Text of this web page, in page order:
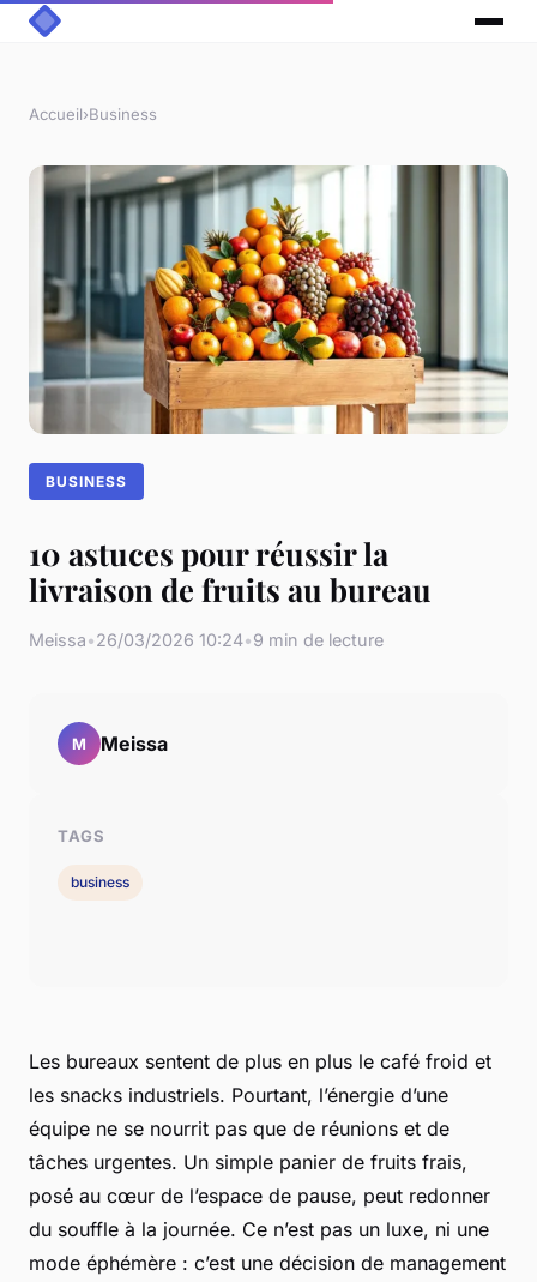
Accueil›Business
BUSINESS
10 astuces pour réussir la
livraison de fruits au bureau
Meissa•26/03/2026 10:24•9 min de lecture
Les bureaux sentent de plus en plus le café froid et
les snacks industriels. Pourtant, l’énergie d’une
équipe ne se nourrit pas que de réunions et de
tâches urgentes. Un simple panier de fruits frais,
posé au cœur de l’espace de pause, peut redonner
du souffle à la journée. Ce n’est pas un luxe, ni une
mode éphémère : c’est une décision de management
M Meissa
TAGS
business